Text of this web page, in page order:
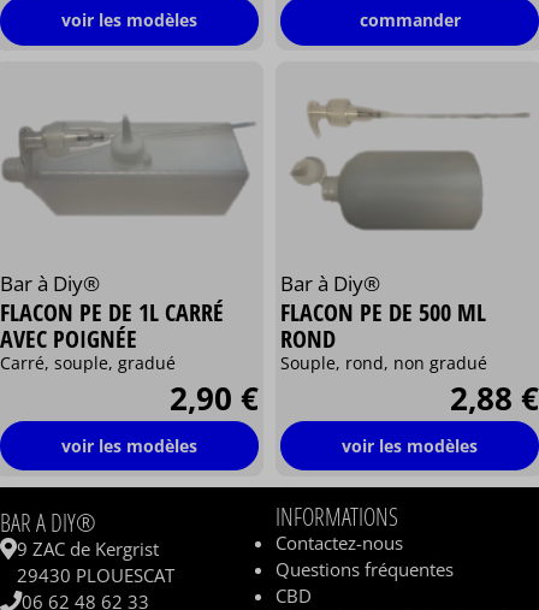
voir les modèles commander
Bar à Diy®
FLACON PE DE 1L CARRÉ
AVEC POIGNÉE
Carré, souple, gradué
2,90 €
voir les modèles
Bar à Diy®
FLACON PE DE 500 ML
ROND
Souple, rond, non gradué
2,88 €
voir les modèles
BAR A DIY®
9 ZAC de Kergrist
29430 PLOUESCAT
06 62 48 62 33
INFORMATIONS
Contactez-nous
Questions fréquentes
CBD